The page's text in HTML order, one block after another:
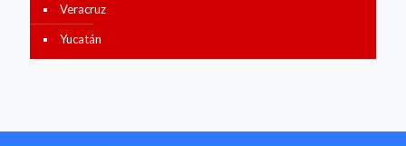
Veracruz
Yucatán